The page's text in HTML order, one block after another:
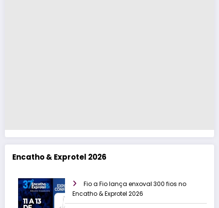
Encatho & Exprotel 2026
Fio a Fio lança enxoval 300 fios no
Encatho & Exprotel 2026